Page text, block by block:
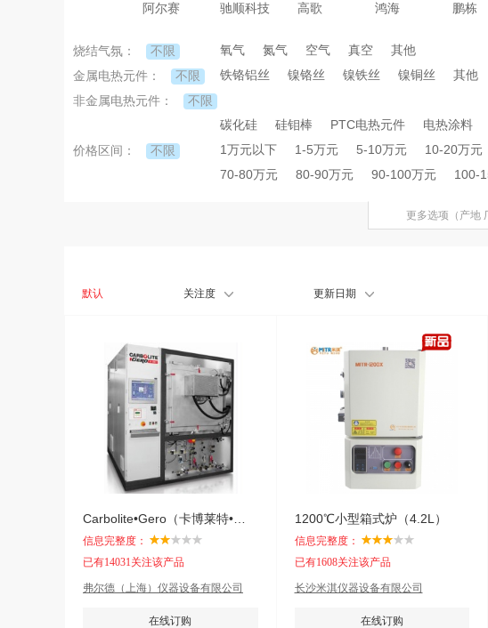
阿尔赛
驰顺科技 高歌 鸿海 鹏栋
烧结气氛： 不限 氧气 氮气 空气 真空 其他
金属电热元件： 不限 铁铬铝丝 镍铬丝 镍铁丝 镍铜丝 其他
非金属电热元件：
不限
碳化硅
硅钼棒 PTC电热元件 电热涂料
价格区间： 不限 1万元以下 1-5万元 5-10万元 10-20万元
70-80万元
80-90万元 90-100万元 100-
更多选项（产地
默认 关注度 更新日期
信息完整度：
已有14031关注该产品
弗尔德（上海）仪器设备有限公司
在线订购
1200℃小型箱式炉（4.2L）
信息完整度：
已有1608关注该产品
长沙米淇仪器设备有限公司
在线订购